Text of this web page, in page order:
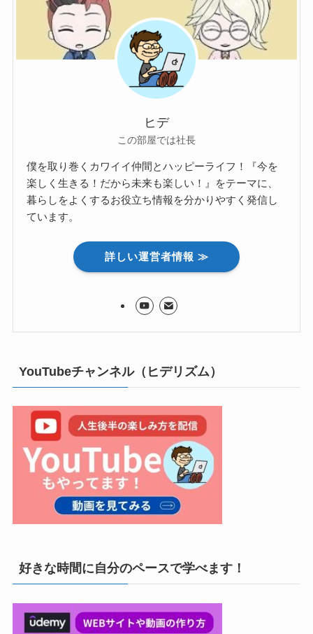
ヒデ
この部屋では社長
僕を取り巻くカワイイ仲間とハッピーライフ！『今を
楽しく生きる！だから未来も楽しい！』をテーマに、
暮らしをよくするお役立ち情報を分かりやすく発信し
ています。
詳しい運営者情報 ≫
YouTubeチャンネル（ヒデリズム）
好きな時間に自分のペースで学べます！